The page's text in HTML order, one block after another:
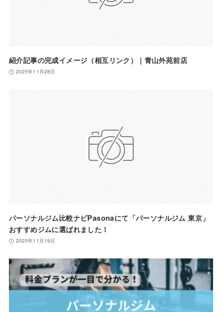
紹介記事の完成イメージ（相互リンク）｜青山外苑前店
2025年11月28日
パーソナルジム比較ナビPasonaにて「パーソナルジム 東京」
おすすめジムに選ばれました！
2025年11月19日